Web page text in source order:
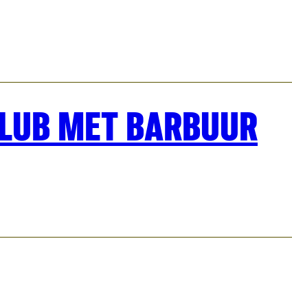
MET BARBUUR